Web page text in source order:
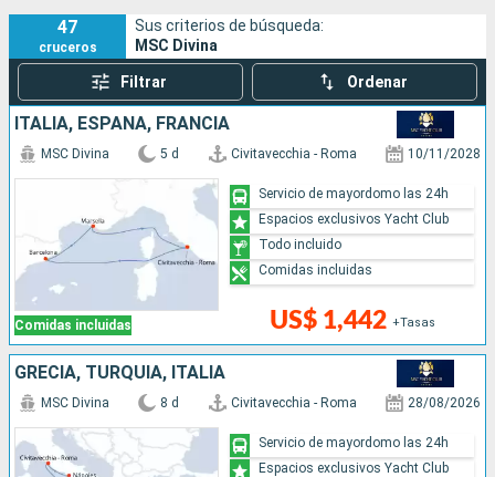
47
cruceros
Sus criterios de búsqueda:
MSC Divina
Filtrar Ordenar
ITALIA, ESPAÑA, FRANCIA
Comidas incluidas
MSC Divina 5 d Civitavecchia - Roma 10/11/2028
US$ 1,442 +Tasas
Servicio de mayordomo las 24h
Espacios exclusivos Yacht Club
Todo incluido
Comidas incluidas
GRECIA, TURQUÍA, ITALIA
MSC Divina 8 d Civitavecchia - Roma 28/08/2026
Servicio de mayordomo las 24h
Espacios exclusivos Yacht Club